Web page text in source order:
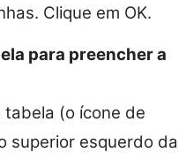
Clique em OK.
para preencher a
(o ícone de
superior esquerdo da